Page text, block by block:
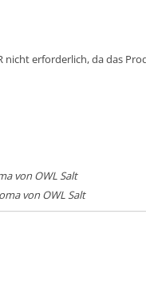
nicht erforderlich, da das
von OWL Salt
von OWL Salt